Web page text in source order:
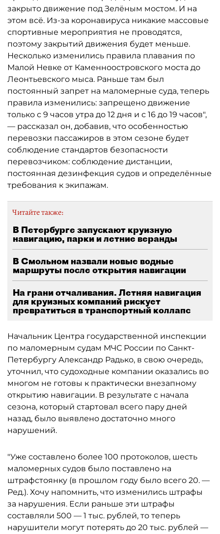
закрыто движение под Зелёным мостом. И на
этом всё. Из-за коронавируса никакие массовые
спортивные мероприятия не проводятся,
поэтому закрытий движения будет меньше.
Несколько изменились правила плавания по
Малой Невке от Каменноостровского моста до
Леонтьевского мыса. Раньше там был
постоянный запрет на маломерные суда, теперь
правила изменились: запрещено движение
только с 9 часов утра до 12 дня и с 16 до 19 часов",
— рассказал он, добавив, что особенностью
перевозки пассажиров в этом сезоне будет
соблюдение стандартов безопасности
перевозчиком: соблюдение дистанции,
постоянная дезинфекция судов и определённые
требования к экипажам.
Читайте также:
В Петербурге запускают круизную
навигацию, парки и летние веранды
В Смольном назвали новые водные
маршруты после открытия навигации
На грани отчаливания. Летняя навигация
для круизных компаний рискует
превратиться в транспортный коллапс
Начальник Центра государственной инспекции
по маломерным судам МЧС России по Санкт-
Петербургу Александр Радько, в свою очередь,
уточнил, что судоходные компании оказались во
многом не готовы к практически внезапному
открытию навигации. В результате с начала
сезона, который стартовал всего пару дней
назад, было выявлено достаточно много
нарушений.
"Уже составлено более 100 протоколов, шесть
маломерных судов было поставлено на
штрафстоянку (в прошлом году было всего 20. —
Ред.). Хочу напомнить, что изменились штрафы
за нарушения. Если раньше эти штрафы
составляли 500 — 1 тыс. рублей, то теперь
нарушители могут потерять до 20 тыс. рублей —